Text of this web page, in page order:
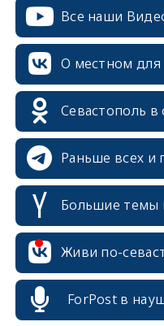
Все наши
О местном для
Севастополь в
Раньше всех и
Большие темы
Живи по-
ForPost в